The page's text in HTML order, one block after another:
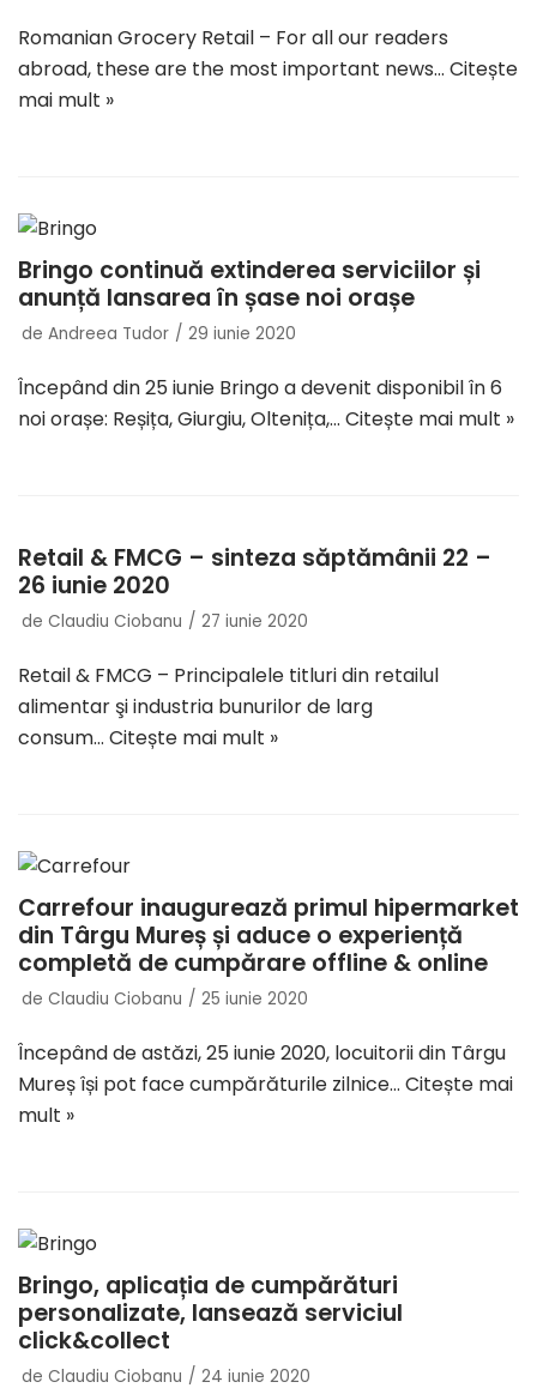
Romanian Grocery Retail – For all our readers
abroad, these are the most important news… Citește
mai mult »
Bringo continuă extinderea serviciilor și
anunță lansarea în șase noi orașe
de Andreea Tudor 29 iunie 2020
Începând din 25 iunie Bringo a devenit disponibil în 6
noi orașe: Reșița, Giurgiu, Oltenița,… Citește mai mult »
Retail & FMCG – sinteza săptămânii 22 –
26 iunie 2020
de Claudiu Ciobanu 27 iunie 2020
Retail & FMCG – Principalele titluri din retailul
alimentar şi industria bunurilor de larg
consum… Citește mai mult »
Carrefour inaugurează primul hipermarket
din Târgu Mureș și aduce o experiență
completă de cumpărare offline & online
de Claudiu Ciobanu 25 iunie 2020
Începând de astăzi, 25 iunie 2020, locuitorii din Târgu
Mureș își pot face cumpărăturile zilnice… Citește mai
mult »
Bringo, aplicația de cumpărături
personalizate, lansează serviciul
click&collect
de Claudiu Ciobanu 24 iunie 2020